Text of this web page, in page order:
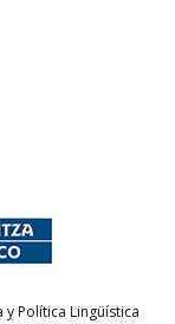
Política Lingüística